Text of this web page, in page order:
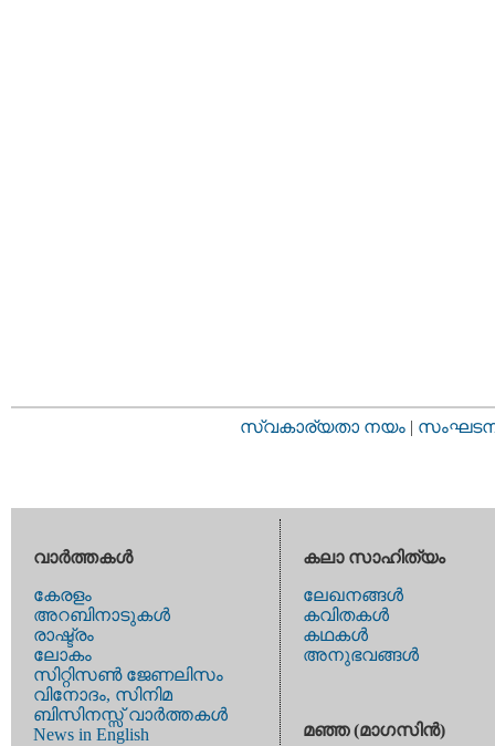
സ്വകാര്യതാ നയം |
വാര്‍ത്തകള്‍
കേരളം
അറബിനാടുകള്‍
രാഷ്ട്രം
ലോകം
സിറ്റിസണ്‍ ജേണലിസം
വിനോദം, സിനിമ
ബിസിനസ്സ് വാര്‍ത്തകള്‍
News in English
കലാ സാഹിത്യം
ലേഖനങ്ങള്‍
കവിതകള്‍
കഥകള്‍
അനുഭവങ്ങള്‍
മഞ്ഞ (മാഗസിന്‍)